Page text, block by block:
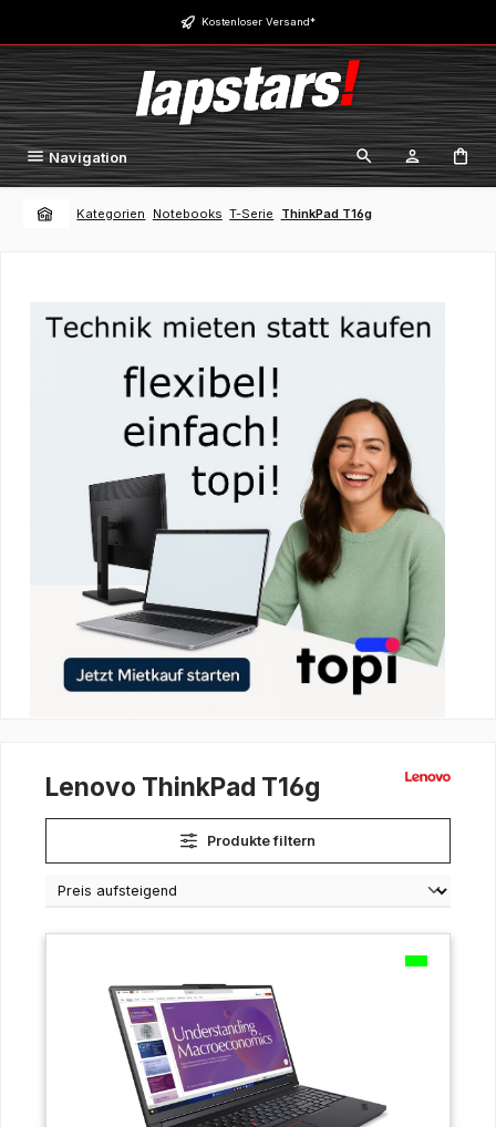
Zum Hauptinhalt springen Kostenloser Versand*
Navigation
Kategorien Notebooks T-Serie ThinkPad T16g
Lenovo ThinkPad T16g
Produkte filtern